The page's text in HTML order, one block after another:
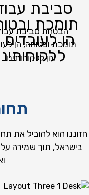
הבטחת סביבת
תומכת ובטוחה, הן
והן ללקוחותינו.
חזוננו הוא להוביל את
בישראל, תוך שמירה